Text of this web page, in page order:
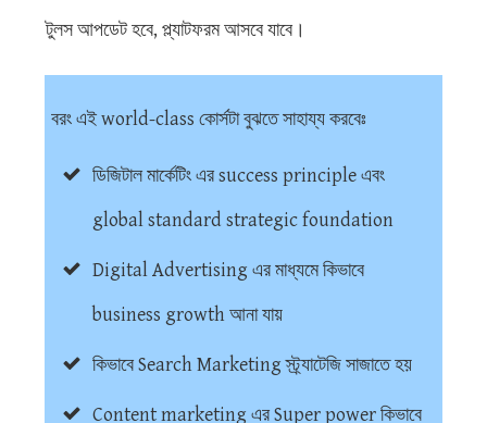
টুলস আপডেট হবে, প্ল্যাটফরম আসবে যাবে।
বরং এই world-class কোর্সটা বুঝতে সাহায্য করবেঃ
ডিজিটাল মার্কেটিং এর success principle এবং
global standard strategic foundation
Digital Advertising এর মাধ্যমে কিভাবে
business growth আনা যায়
কিভাবে Search Marketing স্ট্র্যাটেজি সাজাতে হয়
Content marketing এর Super power কিভাবে